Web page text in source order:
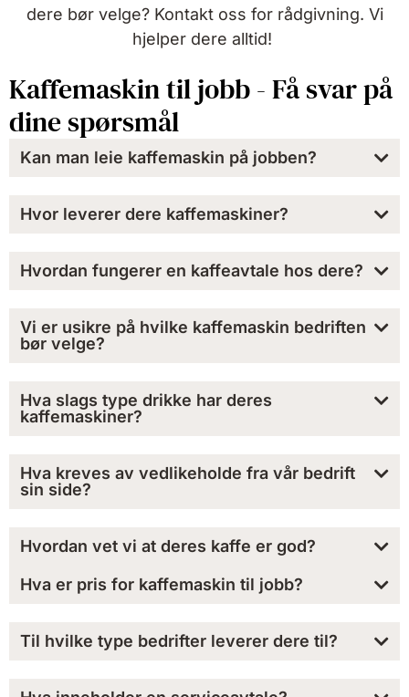
dere bør velge? Kontakt oss for rådgivning. Vi
hjelper dere alltid!
Kaffemaskin til jobb - Få svar på
dine spørsmål
Kan man leie kaffemaskin på jobben?
Hvor leverer dere kaffemaskiner?
Hvordan fungerer en kaffeavtale hos dere?
Vi er usikre på hvilke kaffemaskin bedriften
bør velge?
Hva slags type drikke har deres
kaffemaskiner?
Hva kreves av vedlikeholde fra vår bedrift
sin side?
Hvordan vet vi at deres kaffe er god?
Hva er pris for kaffemaskin til jobb?
Til hvilke type bedrifter leverer dere til?